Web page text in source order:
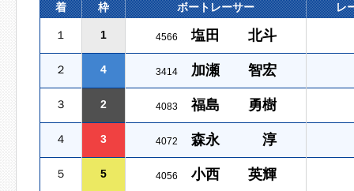
着 枠 ボートレーサー レ
１ 1 4566 塩田 北斗
２ 4 3414 加瀬 智宏
３ 2 4083 福島 勇樹
４ 3 4072 森永 淳
５ 5 4056 小西 英輝